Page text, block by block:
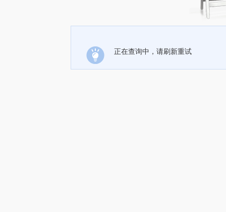
正在查询中，请刷新重试